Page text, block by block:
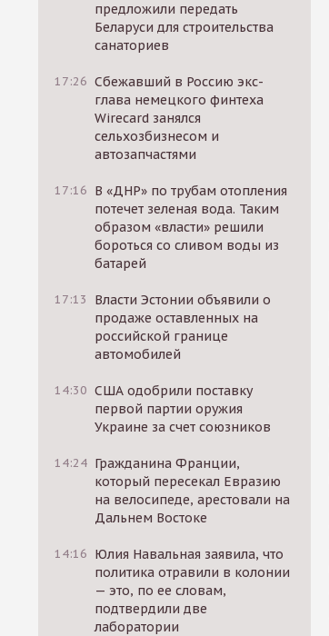
предложили передать
Беларуси для строительства
санаториев
17:26 Сбежавший в Россию экс-
глава немецкого финтеха
Wirecard занялся
сельхозбизнесом и
автозапчастями
17:16 В «ДНР» по трубам отопления
потечет зеленая вода. Таким
образом «власти» решили
бороться со сливом воды из
батарей
17:13
Власти Эстонии объявили о
продаже оставленных на
российской границе
автомобилей
14:30 США одобрили поставку
первой партии оружия
Украине за счет союзников
14:24 Гражданина Франции,
который пересекал Евразию
на велосипеде, арестовали на
Дальнем Востоке
14:16 Юлия Навальная заявила, что
политика отравили в колонии
— это, по ее словам,
подтвердили две
лаборатории